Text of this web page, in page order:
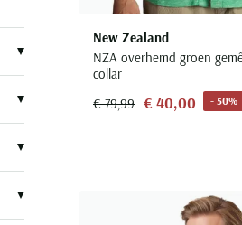
New Zealand
NZA overhemd groen
collar
€ 79,99 € 40,00 - 50%